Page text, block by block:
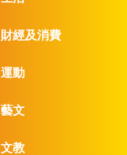
財經及消費
運動
藝文
文教